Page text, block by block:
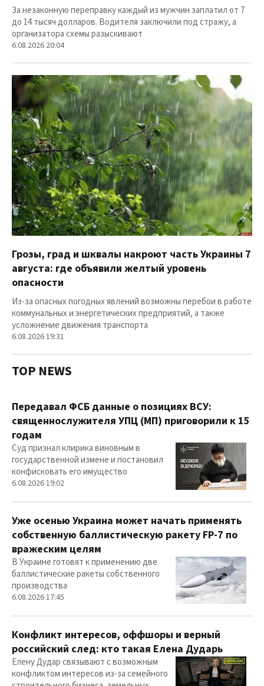
За незаконную переправку каждый из мужчин заплатил от 7
до 14 тысяч долларов. Водителя заключили под стражу, а
организатора схемы разыскивают
6.08.2026 20:04
Грозы, град и шквалы накроют часть Украины 7
августа: где объявили желтый уровень
опасности
Из-за опасных погодных явлений возможны перебои в работе
коммунальных и энергетических предприятий, а также
усложнение движения транспорта
6.08.2026 19:31
TOP NEWS
Передавал ФСБ данные о позициях ВСУ:
священнослужителя УПЦ (МП) приговорили к 15
годам
Суд признал клирика виновным в
государственной измене и постановил
конфисковать его имущество
6.08.2026 19:02
Уже осенью Украина может начать применять
собственную баллистическую ракету FP-7 по
вражеским целям
В Украине готовят к применению две
баллистические ракеты собственного
производства
6.08.2026 17:45
Конфликт интересов, оффшоры и верный
российский след: кто такая Елена Дударь
Елену Дудар связывают с возможным
конфликтом интересов из-за семейного